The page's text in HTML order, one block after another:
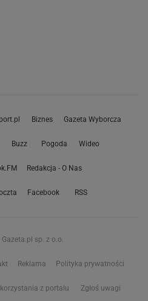
Biznes Gazeta Wyborcza
Buzz Pogoda Wideo
Redakcja - O Nas
Facebook RSS
sp. z o.o.
Reklama Polityka prywatności
z portalu Zgłoś uwagi